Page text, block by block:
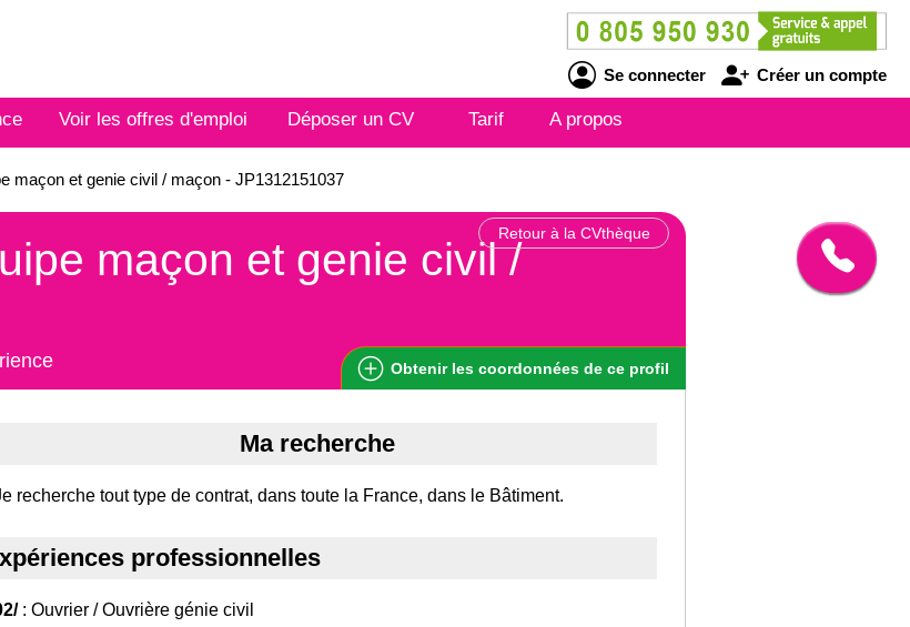
Se connecter Créer un compte
Voir les offres d'emploi Déposer un CV Tarif A propos
maçon et genie civil / maçon - JP1312151037
Retour à la CVthèque
maçon et genie civil /
Obtenir les coordonnées de ce profil
Ma recherche
recherche tout type de contrat, dans toute la France, dans le Bâtiment.
professionnelles
: Ouvrier / Ouvrière génie civil